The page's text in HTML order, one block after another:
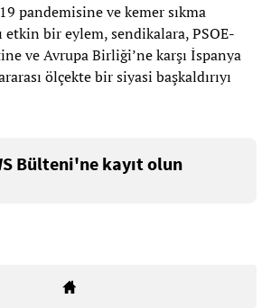
pandemisine ve kemer sıkma
etkin bir eylem, sendikalara, PSOE-
ve Avrupa Birliği’ne karşı İspanya
ölçekte bir siyasi başkaldırıyı
Bülteni'ne kayıt olun